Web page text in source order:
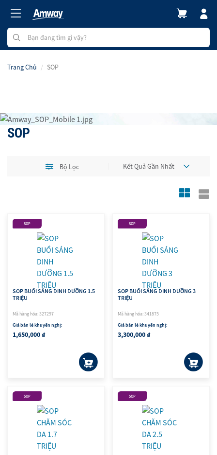
Trang Chủ SOP
SOP
Bộ Lọc
SOP
SOP BUỔI SÁNG DINH DƯỠNG 1.5
TRIỆU
Mã hàng hóa: 327297
Giá bán lẻ khuyến nghị:
1,650,000 ₫
SOP
SOP BUỔI SÁNG DINH DƯỠNG 3
TRIỆU
Mã hàng hóa: 341875
Giá bán lẻ khuyến nghị:
3,300,000 ₫
SOP SOP